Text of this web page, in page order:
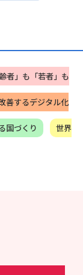
。
協定（EPA）の首席
ルのEPAを妥結、
斗七星勲章を授与さ
ODAの改善や核軍
また、2016年7月バ
したテロ事件では現
査会長の下、政務調
会委員長
（政務）、内閣総理
齢者」も「若者」も
善するデジタル化
国づくり 世界